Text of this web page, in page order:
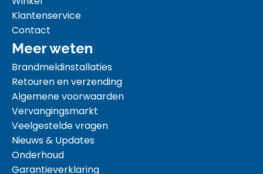
Klantenservice
Contact
Meer weten
Brandmeldinstallaties
Retouren en verzending
Algemene voorwaarden
Vervangingsmarkt
Veelgestelde vragen
Nieuws & Updates
Onderhoud
Garantieverklaring